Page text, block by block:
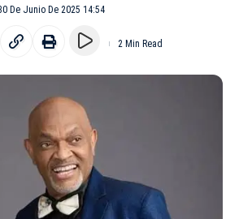
De Junio De 2025 14:54
2 Min Read